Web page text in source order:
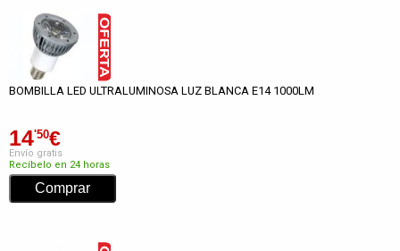
BOMBILLA LED ULTRALUMINOSA LUZ BLANCA E14 1000LM
14'50€
Envío gratis
Recíbelo en 24 horas